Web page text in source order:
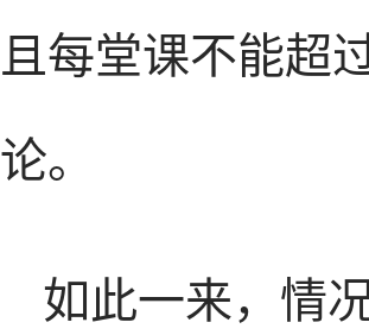
且每堂课不能超
论。
如此一来，情